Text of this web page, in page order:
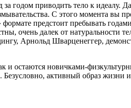
годом приводить тело к идеалу.
С этого момента вы
предстоит пребывать
очень далек от натуральности
Арнольд Шварценеггер,
и остаются новичками-
активный образ жизни